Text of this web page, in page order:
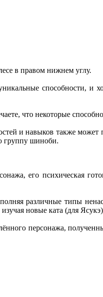
в правом нижнем углу.
способности, и
что некоторые
и навыков также
группу шиноби.
его психическая
различные типы
новые ката (для
персонажа,